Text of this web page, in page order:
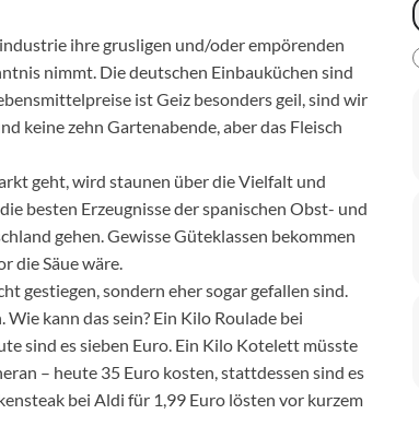
ihre grusligen und/oder empörenden
nimmt. Die deutschen Einbauküchen sind
ist Geiz besonders geil, sind wir
keine zehn Gartenabende, aber das Fleisch
geht, wird staunen über die Vielfalt und
besten Erzeugnisse der spanischen Obst- und
gehen. Gewisse Güteklassen bekommen
die Säue wäre.
gestiegen, sondern eher sogar gefallen sind.
kann das sein? Ein Kilo Roulade bei
sind es sieben Euro. Ein Kilo Kotelett müsste
– heute 35 Euro kosten, stattdessen sind es
bei Aldi für 1,99 Euro lösten vor kurzem